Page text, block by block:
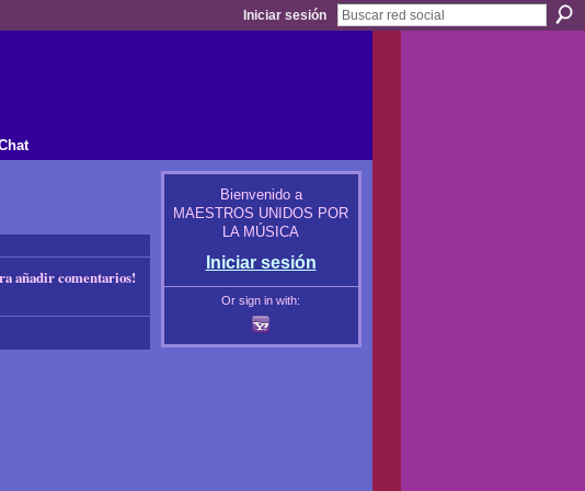
Iniciar sesión
añadir comentarios!
Bienvenido a
MAESTROS UNIDOS POR
LA MÚSICA
Iniciar sesión
Or sign in with: